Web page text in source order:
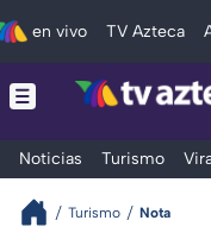
en vivo TV Azteca
Noticias Turismo
Turismo Nota